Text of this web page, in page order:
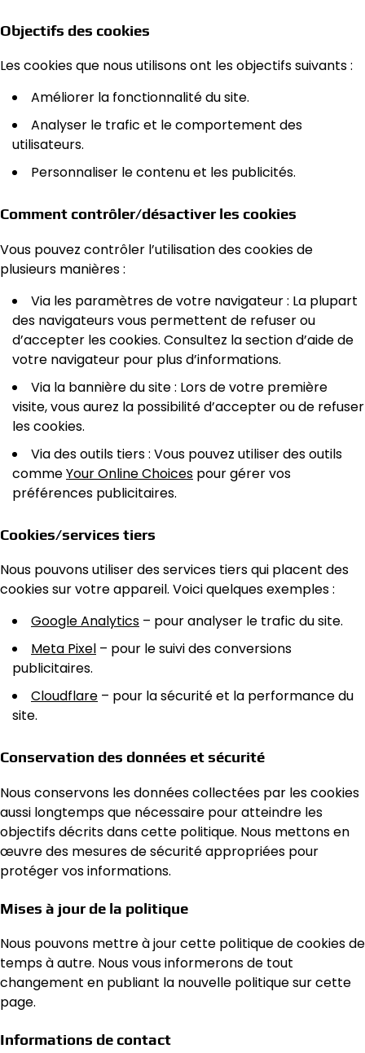
Objectifs des cookies
Les cookies que nous utilisons ont les objectifs suivants :
Améliorer la fonctionnalité du site.
Analyser le trafic et le comportement des
utilisateurs.
Personnaliser le contenu et les publicités.
Comment contrôler/désactiver les cookies
Vous pouvez contrôler l’utilisation des cookies de
plusieurs manières :
Via les paramètres de votre navigateur : La plupart
des navigateurs vous permettent de refuser ou
d’accepter les cookies. Consultez la section d’aide de
votre navigateur pour plus d’informations.
Via la bannière du site : Lors de votre première
visite, vous aurez la possibilité d’accepter ou de refuser
les cookies.
Via des outils tiers : Vous pouvez utiliser des outils
commeYour Online Choices pour gérer vos
préférences publicitaires.
Cookies/services tiers
Nous pouvons utiliser des services tiers qui placent des
cookies sur votre appareil. Voici quelques exemples :
Google Analytics – pour analyser le trafic du site.
Meta Pixel – pour le suivi des conversions
publicitaires.
Cloudflare – pour la sécurité et la performance du
site.
Conservation des données et sécurité
Nous conservons les données collectées par les cookies
aussi longtemps que nécessaire pour atteindre les
objectifs décrits dans cette politique. Nous mettons en
œuvre des mesures de sécurité appropriées pour
protéger vos informations.
Mises à jour de la politique
Nous pouvons mettre à jour cette politique de cookies de
temps à autre. Nous vous informerons de tout
changement en publiant la nouvelle politique sur cette
page.
Informations de contact